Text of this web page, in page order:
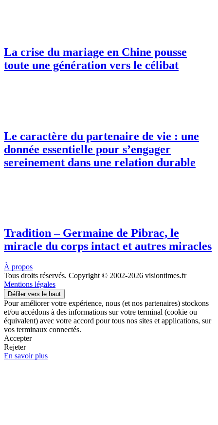
La crise du mariage en Chine pousse
toute une génération vers le célibat
Le caractère du partenaire de vie : une
donnée essentielle pour s’engager
sereinement dans une relation durable
Tradition – Germaine de Pibrac, le
miracle du corps intact et autres miracles
À propos
Tous droits réservés. Copyright © 2002-2026 visiontimes.fr
Mentions légales
Défiler vers le haut
Pour améliorer votre expérience, nous (et nos partenaires) stockons
et/ou accédons à des informations sur votre terminal (cookie ou
équivalent) avec votre accord pour tous nos sites et applications, sur
vos terminaux connectés.
Accepter
Rejeter
En savoir plus